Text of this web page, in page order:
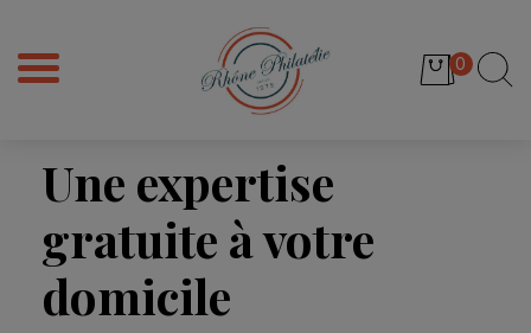
0
Une expertise
gratuite à votre
domicile